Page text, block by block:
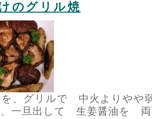
のグリル焼
を、グリルで 中火よりやや
一旦出して 生姜醤油を 両